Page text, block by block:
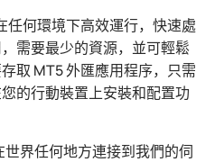
任何環境下高效運行，快速處
需要最少的資源，並可輕鬆
取 MT5 外匯應用程序，只需
的行動裝置上安裝和配置功
界任何地方連接到我們的伺